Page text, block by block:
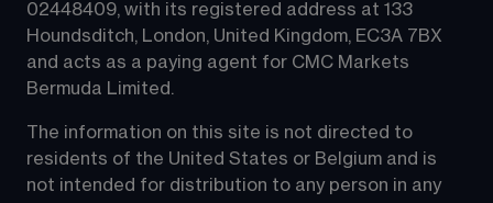
02448409, with its registered address at 133
Houndsditch, London, United Kingdom, EC3A 7BX
and acts as a paying agent for CMC Markets
Bermuda Limited.
The information on this site is not directed to
residents of the United States or Belgium and is
not intended for distribution to any person in any